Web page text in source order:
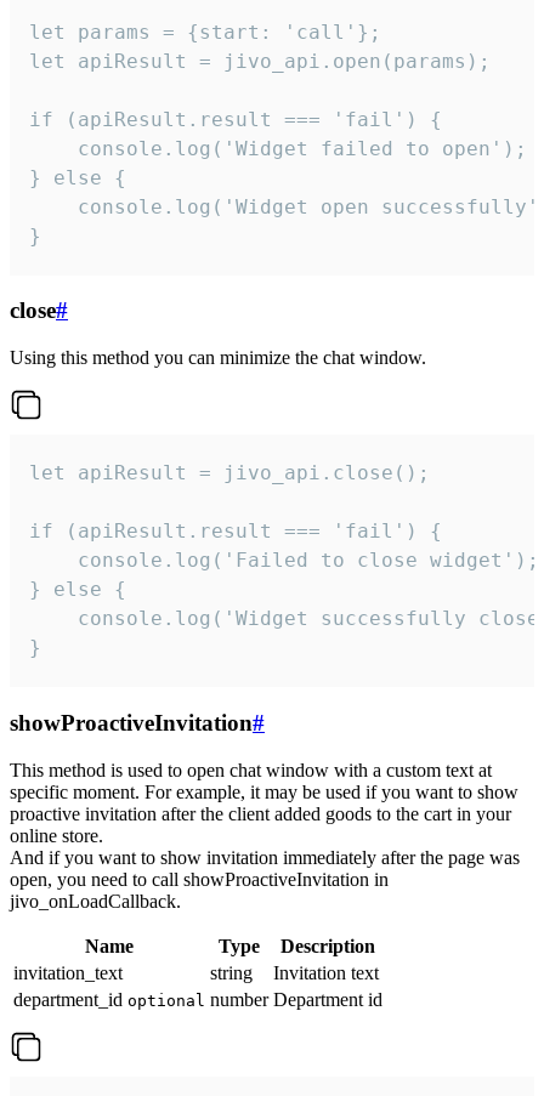
let params = {start: 'call'};
let apiResult = jivo_api.open(params);
if (apiResult.result === 'fail') {
    console.log('Widget failed to open');
} else {
console.log('Widget open
}
close#
Using this method you can minimize the chat window.
let apiResult = jivo_api.close();
if (apiResult.result === 'fail') {
    console.log('Failed to close widget');
} else {
console.log('Widget successfully
}
showProactiveInvitation#
This method is used to open chat window with a custom text at
specific moment. For example, it may be used if you want to show
proactive invitation after the client added goods to the cart in your
online store.
And if you want to show invitation immediately after the page was
open, you need to call showProactiveInvitation in
jivo_onLoadCallback.
Name Type
Description
invitation_text
string
Invitation text
department_id optional number Department id